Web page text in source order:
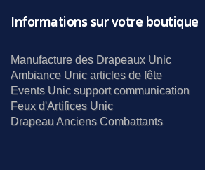
Informations sur votre boutique
Manufacture des Drapeaux Unic
Ambiance Unic articles de fête
Events Unic support communication
Feux d'Artifices Unic
Drapeau Anciens Combattants